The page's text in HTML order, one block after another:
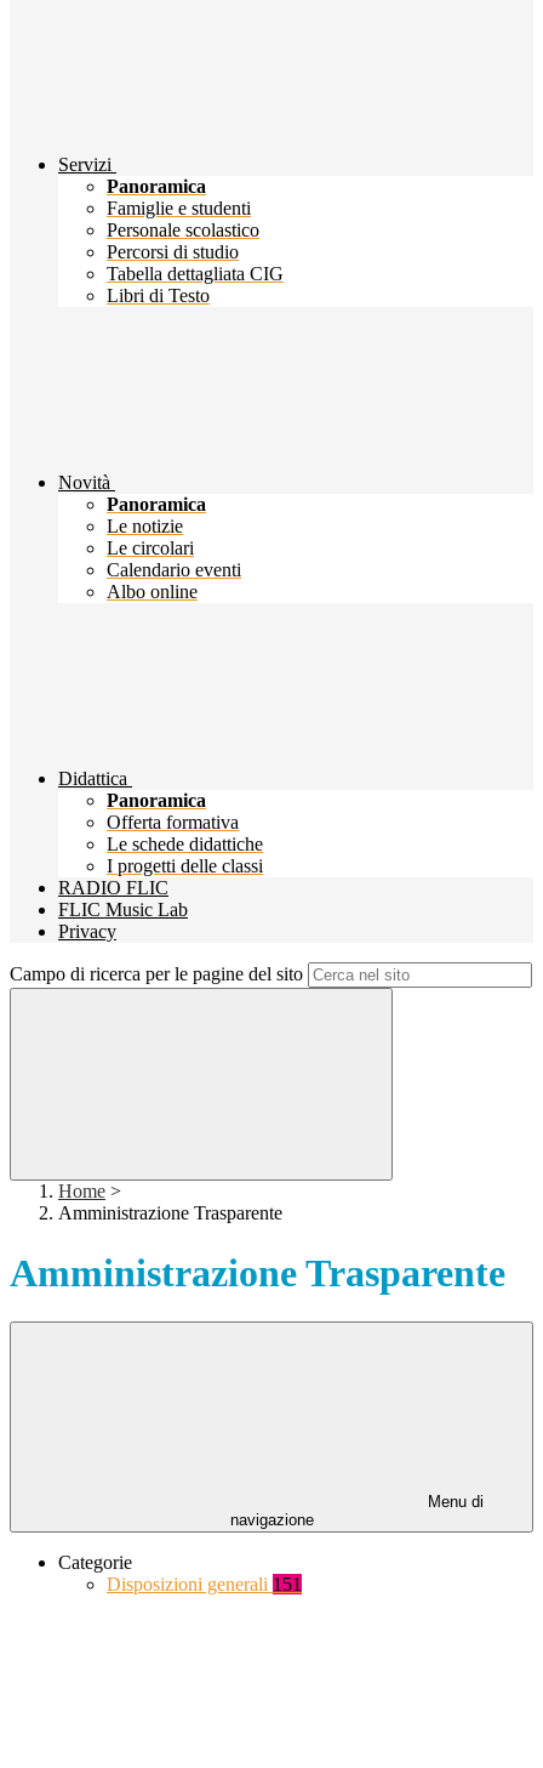
Servizi
Panoramica
Famiglie e studenti
Personale scolastico
Percorsi di studio
Tabella dettagliata CIG
Libri di Testo
Novità
Panoramica
Le notizie
Le circolari
Calendario eventi
Albo online
Didattica
Panoramica
Offerta formativa
Le schede didattiche
I progetti delle classi
RADIO FLIC
FLIC Music Lab
Privacy
Campo di ricerca per le pagine del sito
Home >
Amministrazione Trasparente
Amministrazione Trasparente
Menu di
navigazione
Categorie
Disposizioni generali 151